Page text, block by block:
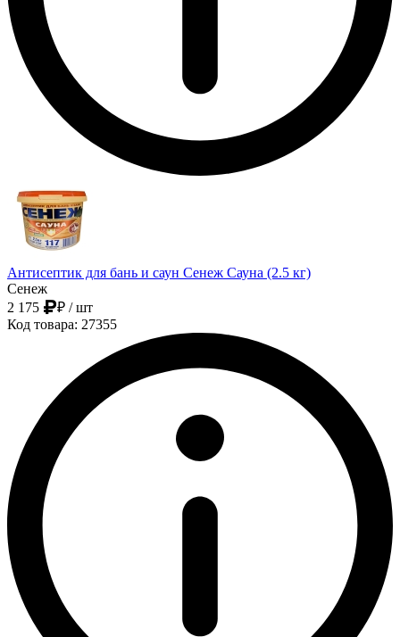
Антисептик для бань и саун Сенеж Сауна (2.5 кг)
Сенеж
2 175
₽ / шт
Код товара: 27355